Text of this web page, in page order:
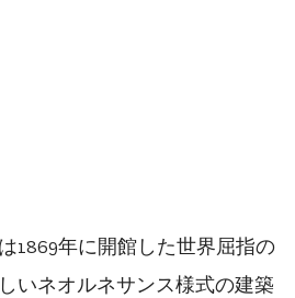
1869年に開館した世界屈指の
いネオルネサンス様式の建築